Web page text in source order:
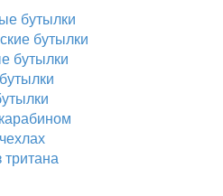
бутылки
бутылки
бутылки
тритана